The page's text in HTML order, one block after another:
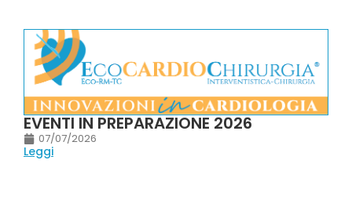
EVENTI IN PREPARAZIONE 2026
07/07/2026
Leggi